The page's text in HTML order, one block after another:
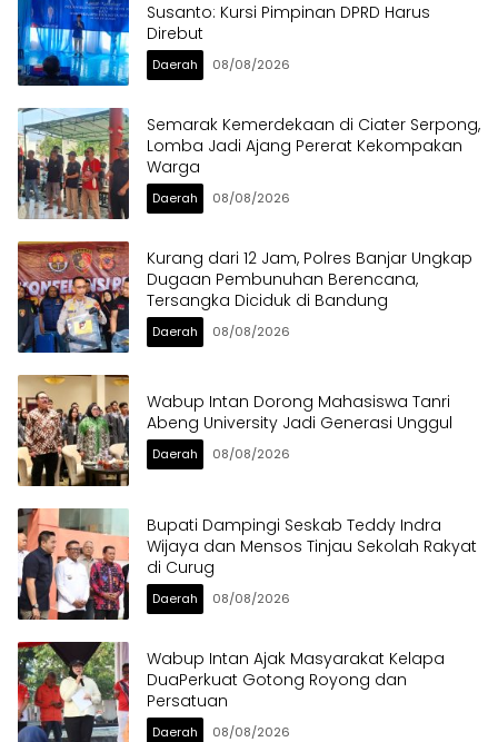
Susanto: Kursi Pimpinan DPRD Harus
Direbut
Daerah 08/08/2026
Semarak Kemerdekaan di Ciater Serpong,
Lomba Jadi Ajang Pererat Kekompakan
Warga
Daerah 08/08/2026
Kurang dari 12 Jam, Polres Banjar Ungkap
Dugaan Pembunuhan Berencana,
Tersangka Diciduk di Bandung
Daerah 08/08/2026
Wabup Intan Dorong Mahasiswa Tanri
Abeng University Jadi Generasi Unggul
Daerah 08/08/2026
Bupati Dampingi Seskab Teddy Indra
Wijaya dan Mensos Tinjau Sekolah Rakyat
di Curug
Daerah 08/08/2026
Wabup Intan Ajak Masyarakat Kelapa
DuaPerkuat Gotong Royong dan
Persatuan
Daerah 08/08/2026